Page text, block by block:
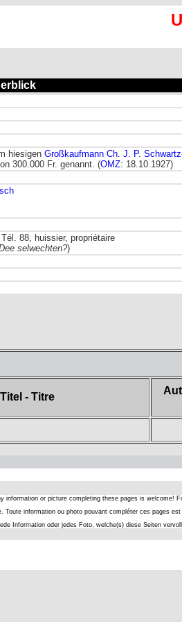
hiesigen Großkaufmann Ch. J. P.
300.000 Fr. genannt. (OMZ: 18.10.1927)
Tél. 88, huissier, propriétaire
selwechten?)
Titel - Titre
information or picture completing these pages is welcome!
Toute information ou photo pouvant compléter ces pages
Information oder jedes Foto, welche(s) diese Seiten